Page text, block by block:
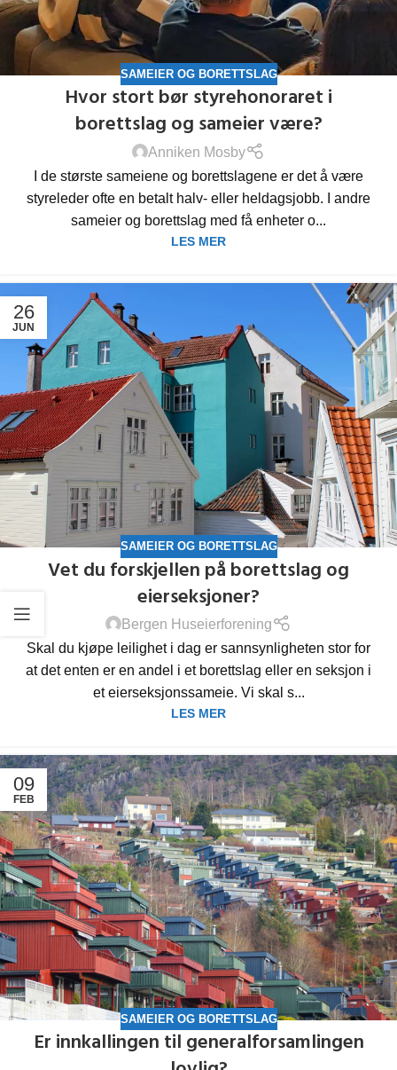
SAMEIER OG BORETTSLAG
Hvor stort bør styrehonoraret i
borettslag og sameier være?
Anniken Mosby
I de største sameiene og borettslagene er det å være
styreleder ofte en betalt halv- eller heldagsjobb. I andre
sameier og borettslag med få enheter o...
LES MER
26
JUN
SAMEIER OG BORETTSLAG
Vet du forskjellen på borettslag og
eierseksjoner?
Bergen Huseierforening
Skal du kjøpe leilighet i dag er sannsynligheten stor for
at det enten er en andel i et borettslag eller en seksjon i
et eierseksjonssameie. Vi skal s...
LES MER
09
FEB
SAMEIER OG BORETTSLAG
Er innkallingen til generalforsamlingen